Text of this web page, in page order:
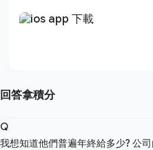
回答拿積分
Q
我想知道他們普遍年終給多少? 公